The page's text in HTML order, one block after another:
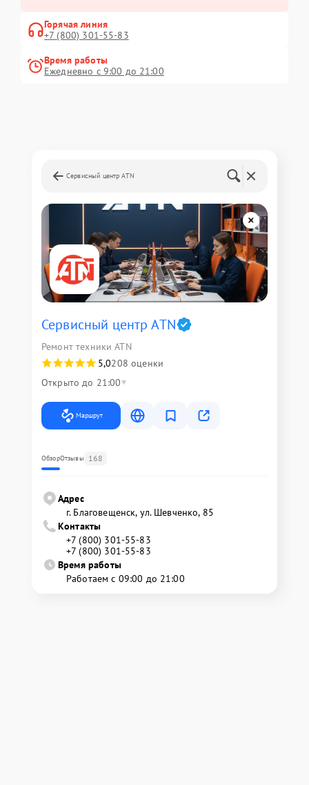
Горячая линия
+7 (800) 301-55-83
Время работы
Ежедневно с 9:00 до 21:00
Сервисный центр ATN
Сервисный центр ATN
Ремонт техники ATN
5,0208 оценки
Открыто до 21:00
Маршрут
ОбзорОтзывы 168
Адрес
г. Благовещенск, ул. Шевченко, 85
Контакты
+7 (800) 301-55-83
+7 (800) 301-55-83
Время работы
Работаем с 09:00 до 21:00